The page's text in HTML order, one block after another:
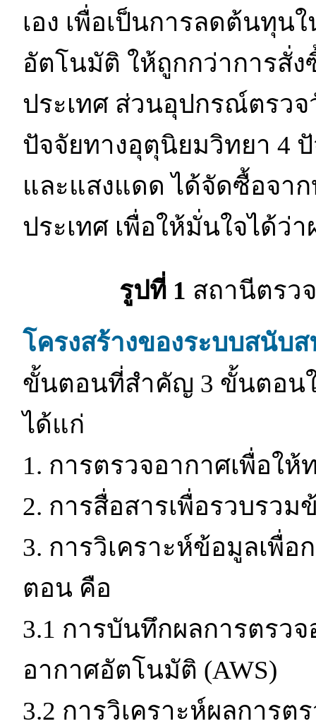
เอง เพื่อเป็นการลดต้นทุน
อัตโนมัติ ให้ถูกกว่าการสั่
ประเทศ ส่วนอุปกรณ์ตรวจ
ปัจจัยทางอุตุนิยมวิทยา 4
และแสงแดด ได้จัดซื้อจา
ประเทศ เพื่อให้มั่นใจได้ว่
รูปที่ 1 สถานีตรว
โครงสร้างของระบบสนับ
ขั้นตอนที่สำคัญ 3 ขั้นตอน
ได้แก่
1. การตรวจอากาศเพื่อใ
2. การสื่อสารเพื่อรวบรว
3. การวิเคราะห์ข้อมูลเพื่
ตอน คือ
3.1 การบันทึกผลการตรว
อากาศอัตโนมัติ (AWS)
3.2 การวิเคราะห์ผลการ